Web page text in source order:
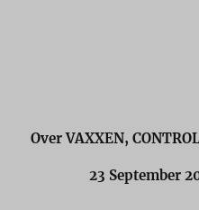
Over VAXXEN,
23 September